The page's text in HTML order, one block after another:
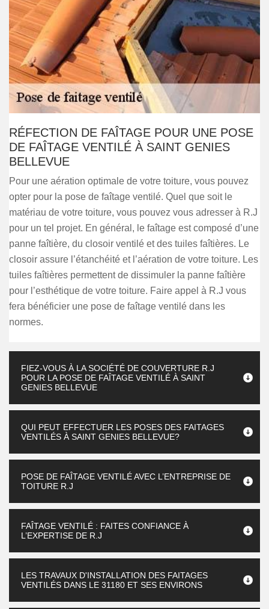
RÉFECTION DE FAÎTAGE POUR UNE POSE
DE FAÎTAGE VENTILÉ À SAINT GENIES
BELLEVUE
Pour une aération optimale de votre toiture, vous pouvez
opter pour la pose de faîtage ventilé. Quel que soit le
matériau de votre toiture, vous pouvez vous adresser à R.J
pour un tel projet. En général, le faîtage est composé d’une
panne faîtière, du closoir ventilé et des tuiles faîtières. Le
closoir assure l’étanchéité et l’aération de votre toiture. Les
tuiles faîtières permettent de dissimuler la panne faîtière
pour l’esthétique de votre toiture. Faire appel à R.J vous
fera bénéficier une pose de faîtage ventilé dans les
normes.
FIEZ-VOUS À LA SOCIÉTÉ DE COUVERTURE R.J
POUR LA POSE DE FAÎTAGE VENTILÉ À SAINT
GENIES BELLEVUE
QUI PEUT EFFECTUER LES POSES DES FAITAGES
VENTILÉS À SAINT GENIES BELLEVUE?
POSE DE FAÎTAGE VENTILÉ AVEC L’ENTREPRISE DE
TOITURE R.J
FAÎTAGE VENTILÉ : FAITES CONFIANCE À
L’EXPERTISE DE R.J
LES TRAVAUX D'INSTALLATION DES FAITAGES
VENTILÉS DANS LE 31180 ET SES ENVIRONS